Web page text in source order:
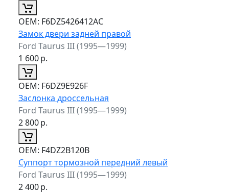
ОЕМ: F6DZ5426412AC
Замок двери задней правой
Ford Taurus III (1995—1999)
1 600р.
ОЕМ: F6DZ9E926F
Заслонка дроссельная
Ford Taurus III (1995—1999)
2 800р.
ОЕМ: F4DZ2B120B
Суппорт тормозной передний левый
Ford Taurus III (1995—1999)
2 400р.